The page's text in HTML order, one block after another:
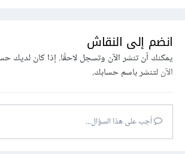
انضم إلى النقاش
يمكنك أن تنشر الآن وتسجل لاحقًا. إذا كان لديك
الآنلتنشر باسم حسابك.
أجب على هذا السؤال...